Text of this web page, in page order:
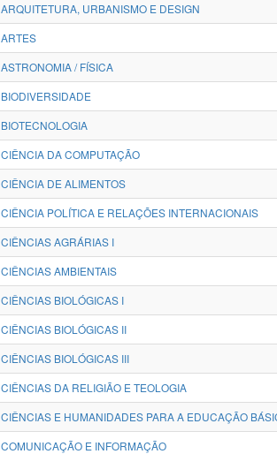
ARQUITETURA, URBANISMO E DESIGN
ARTES
ASTRONOMIA / FÍSICA
BIODIVERSIDADE
BIOTECNOLOGIA
CIÊNCIA DA COMPUTAÇÃO
CIÊNCIA DE ALIMENTOS
CIÊNCIA POLÍTICA E RELAÇÕES INTERNACIONAIS
CIÊNCIAS AGRÁRIAS I
CIÊNCIAS AMBIENTAIS
CIÊNCIAS BIOLÓGICAS I
CIÊNCIAS BIOLÓGICAS II
CIÊNCIAS BIOLÓGICAS III
CIÊNCIAS DA RELIGIÃO E TEOLOGIA
CIÊNCIAS E HUMANIDADES PARA A EDUCAÇÃO
COMUNICAÇÃO E INFORMAÇÃO